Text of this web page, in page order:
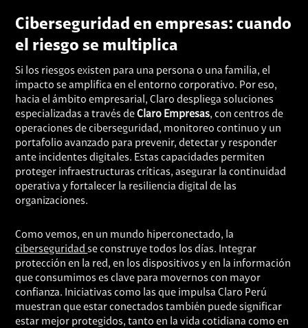
Ciberseguridad en empresas: cuando
el riesgo se multiplica
Si los riesgos existen para una persona o una familia, el
impacto se amplifica en el entorno corporativo. Por eso,
hacia el ámbito empresarial, Claro despliega soluciones
especializadas a través deClaro Empresas, con centros de
operaciones de ciberseguridad, monitoreo continuo y un
portafolio avanzado para prevenir, detectar y responder
ante incidentes digitales. Estas capacidades permiten
proteger infraestructuras críticas, asegurar la continuidad
operativa y fortalecer la resiliencia digital de las
organizaciones.
Como vemos, en un mundo hiperconectado, la
ciberseguridadse construye todos los días. Integrar
protección en la red, en los dispositivos y en la información
que consumimos es clave para movernos con mayor
confianza. Iniciativas como las que impulsa Claro Perú
muestran que estar conectados también puede significar
estar mejor protegidos, tanto en la vida cotidiana como en